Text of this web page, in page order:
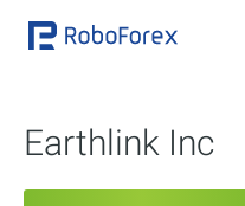
Earthlink Inc